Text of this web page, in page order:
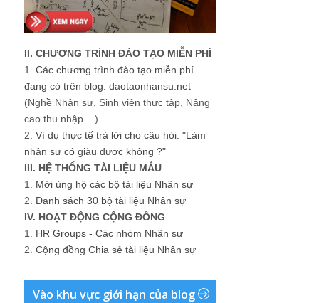
II. CHƯƠNG TRÌNH ĐÀO TẠO MIỄN PHÍ
1. Các chương trình đào tạo miễn phí
đang có trên blog: daotaonhansu.net
(Nghề Nhân sự, Sinh viên thực tập, Nâng
cao thu nhập ...)
2. Ví dụ thực tế trả lời cho câu hỏi: "Làm
nhân sự có giàu được không ?"
III. HỆ THỐNG TÀI LIỆU MẪU
1. Mời ủng hộ các bộ tài liệu Nhân sự
2. Danh sách 30 bộ tài liệu Nhân sự
IV. HOẠT ĐỘNG CỘNG ĐỒNG
1. HR Groups - Các nhóm Nhân sự
2. Cộng đồng Chia sẻ tài liệu Nhân sự
Vào khu vực giới hạn của blog